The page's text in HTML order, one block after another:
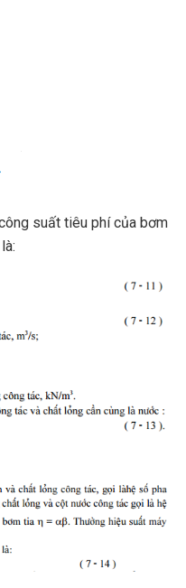
suất tiêu phí của bơm